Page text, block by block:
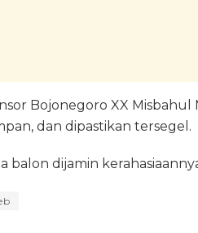
Bojonegoro XX
dan dipastikan tersegel.
balon dijamin